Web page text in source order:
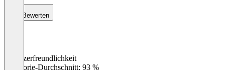
Bewerten
Benutzerfreundlichkeit
Kategorie-Durchschnitt: 93 %